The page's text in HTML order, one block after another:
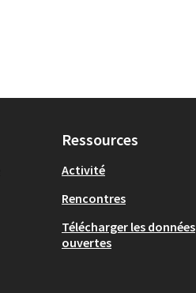
Ressources
Activité
Rencontres
Télécharger les données
ouvertes